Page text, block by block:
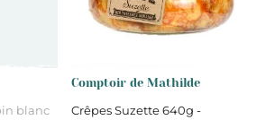
blanc
Comptoir de Mathilde
Crêpes Suzette 640g -